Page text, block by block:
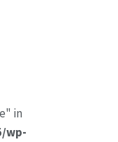
in
wp-